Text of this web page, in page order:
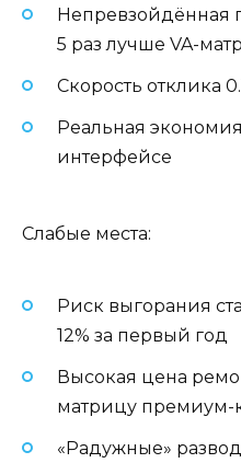
Непревзойдённая
5 раз лучше VA-
Скорость отклика
Реальная
интерфейсе
Слабые места:
Риск выгорания
12% за первый год
Высокая цена
матрицу премиум-
«Радужные»